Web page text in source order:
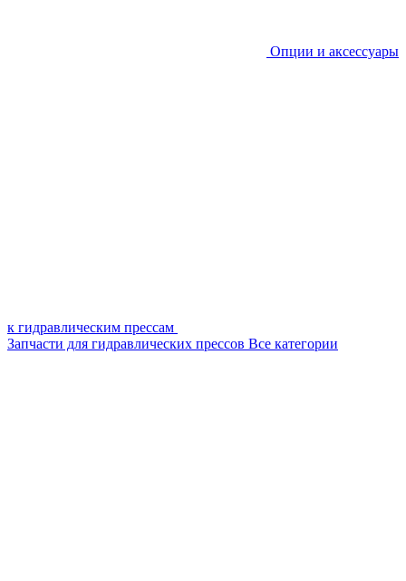
Опции и аксессуары
к гидравлическим прессам
Запчасти для гидравлических прессов Все категории